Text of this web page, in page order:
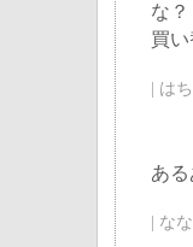
な？
買い
| は
ある
| な